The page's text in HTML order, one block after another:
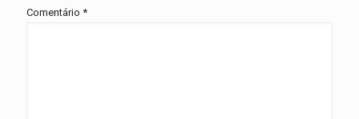
Comentário *